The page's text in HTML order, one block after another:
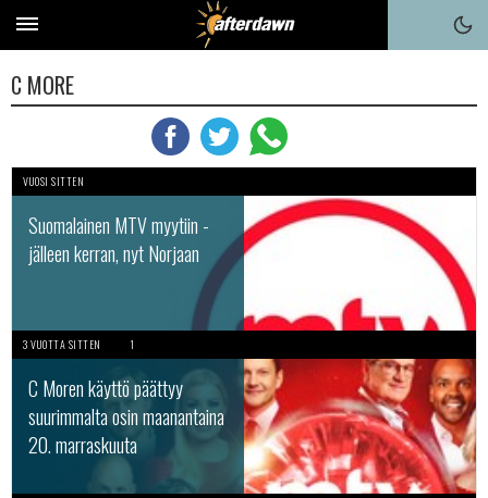
C MORE
VUOSI SITTEN
Suomalainen MTV myytiin -
jälleen kerran, nyt Norjaan
3 VUOTTA SITTEN 1
C Moren käyttö päättyy
suurimmalta osin maanantaina
20. marraskuuta